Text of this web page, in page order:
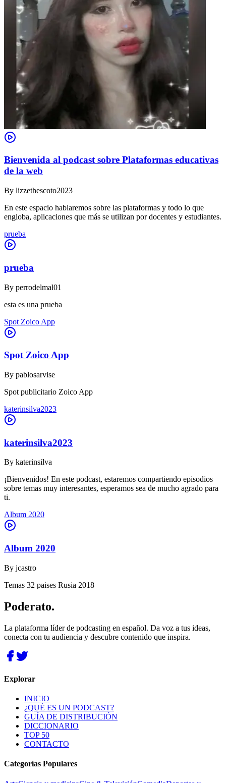
Bienvenida al podcast sobre Plataformas educativas
de la web
By lizzethescoto2023
En este espacio hablaremos sobre las plataformas y todo lo que
engloba, aplicaciones que más se utilizan por docentes y estudiantes.
prueba
prueba
By perrodelmal01
esta es una prueba
Spot Zoico App
Spot Zoico App
By pablosarvise
Spot publicitario Zoico App
katerinsilva2023
katerinsilva2023
By katerinsilva
¡Bienvenidos! En este podcast, estaremos compartiendo episodios
sobre temas muy interesantes, esperamos sea de mucho agrado para
ti.
Album 2020
Album 2020
By jcastro
Temas 32 paises Rusia 2018
Poderato.
La plataforma líder de podcasting en español. Da voz a tus ideas,
conecta con tu audiencia y descubre contenido que inspira.
Explorar
INICIO
¿QUÉ ES UN PODCAST?
GUÍA DE DISTRIBUCIÓN
DICCIONARIO
TOP 50
CONTACTO
Categorías Populares